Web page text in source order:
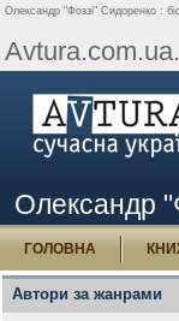
Олександр "Фоззі" Сидоренко :
Avtura.com.ua.
Олександр
ГОЛОВНА
Автори за жанрами